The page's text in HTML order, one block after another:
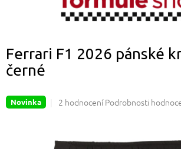
Ferrari F1 2026 pánské
černé
Novinka
Průměrné
5,0
2 hodnoceníPodrobnosti